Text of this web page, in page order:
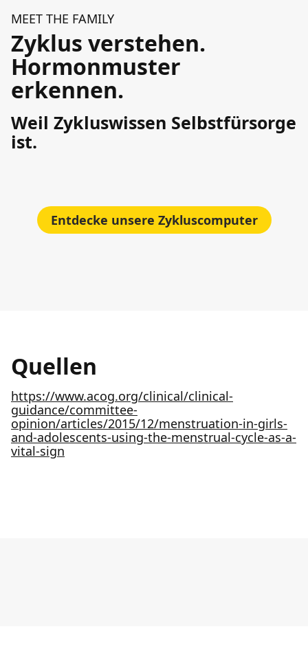
MEET THE FAMILY
Zyklus verstehen.
Hormonmuster
erkennen.
Weil Zykluswissen Selbstfürsorge
ist.
Entdecke unsere Zykluscomputer
Quellen
https://www.acog.org/clinical/clinical-
guidance/committee-
opinion/articles/2015/12/menstruation-in-girls-
and-adolescents-using-the-menstrual-cycle-as-a-
vital-sign